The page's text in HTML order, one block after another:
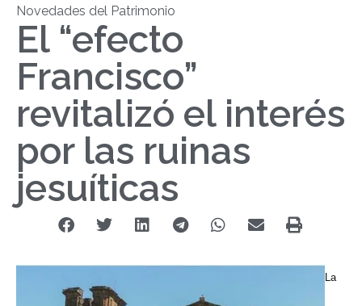
Novedades del Patrimonio
El “efecto
Francisco”
revitalizó el interés
por las ruinas
jesuíticas
La